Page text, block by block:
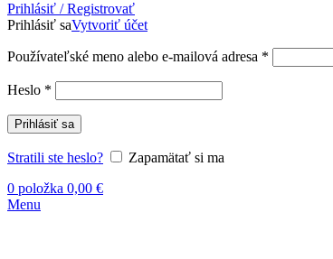
Prihlásiť / Registrovať
Prihlásiť saVytvoriť účet
Používateľské meno alebo e-mailová adresa *
Heslo *
Prihlásiť sa
Stratili ste heslo?
Zapamätať si ma
0 položka 0,00 €
Menu